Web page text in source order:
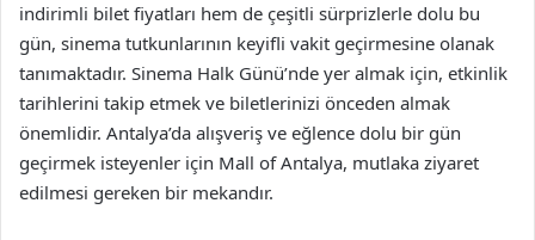
indirimli bilet fiyatları hem de çeşitli sürprizlerle dolu bu
gün, sinema tutkunlarının keyifli vakit geçirmesine olanak
tanımaktadır. Sinema Halk Günü’nde yer almak için, etkinlik
tarihlerini takip etmek ve biletlerinizi önceden almak
önemlidir. Antalya’da alışveriş ve eğlence dolu bir gün
geçirmek isteyenler için Mall of Antalya, mutlaka ziyaret
edilmesi gereken bir mekandır.